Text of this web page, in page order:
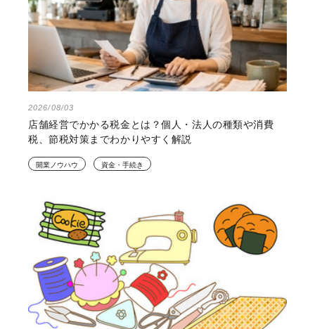
2026/08/03
店舗経営でかかる税金とは？個人・法人の種類や消費
税、節税対策までわかりやすく解説
開業ノウハウ 資金・手続き